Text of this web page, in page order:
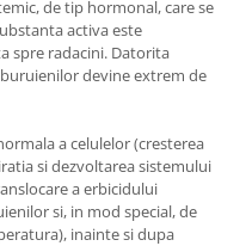
de tip hormonal, care se
activa este
spre radacini. Datorita
devine extrem de
a celulelor (cresterea
si dezvoltarea sistemului
a erbicidului
si, in mod special, de
inainte si dupa